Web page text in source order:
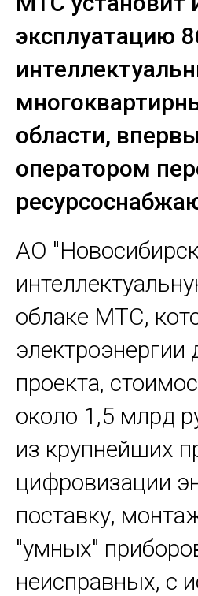
эксплуатацию
области,
оператором
АО
облаке МТС,
электроэнергии
проекта,
около 1,5 млрд
из крупнейших
цифровизации
поставку,
"умных"
неисправных, с